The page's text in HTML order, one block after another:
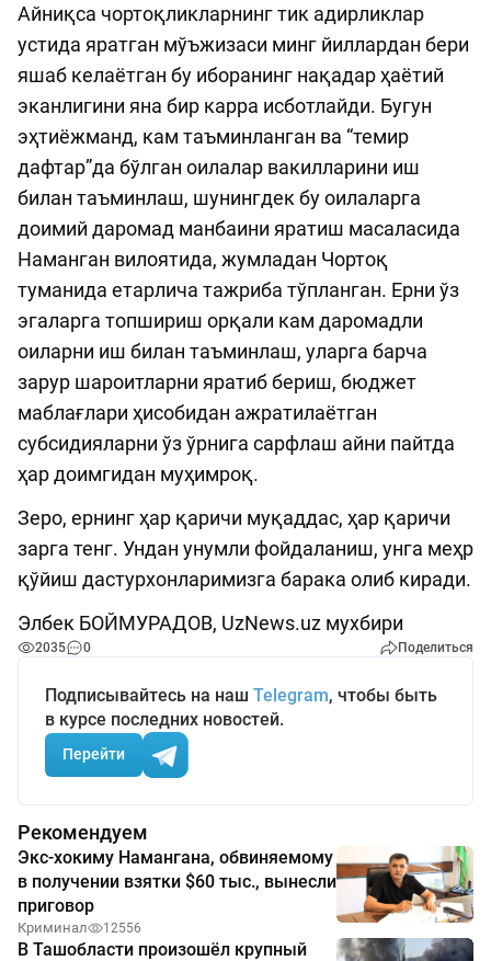
Айниқса чортоқликларнинг тик адирликлар
устида яратган мўъжизаси минг йиллардан бери
яшаб келаётган бу иборанинг нақадар ҳаётий
эканлигини яна бир карра исботлайди. Бугун
эҳтиёжманд, кам таъминланган ва “темир
дафтар”да бўлган оилалар вакилларини иш
билан таъминлаш, шунингдек бу оилаларга
доимий даромад манбаини яратиш масаласида
Наманган вилоятида, жумладан Чортоқ
туманида етарлича тажриба тўпланган. Ерни ўз
эгаларга топшириш орқали кам даромадли
оиларни иш билан таъминлаш, уларга барча
зарур шароитларни яратиб бериш, бюджет
маблағлари ҳисобидан ажратилаётган
субсидияларни ўз ўрнига сарфлаш айни пайтда
ҳар доимгидан муҳимроқ.
Зеро, ернинг ҳар қаричи муқаддас, ҳар қаричи
зарга тенг. Ундан унумли фойдаланиш, унга меҳр
қўйиш дастурхонларимизга барака олиб киради.
Элбек БОЙМУРАДОВ, UzNews.uz мухбири
2035 0 Поделиться
Подписывайтесь на наш Telegram, чтобы быть
в курсе последних новостей.
Перейти
Рекомендуем
Экс-хокиму Намангана, обвиняемому
в получении взятки $60 тыс., вынесли
приговор
Криминал 12556
В Ташобласти произошёл крупный